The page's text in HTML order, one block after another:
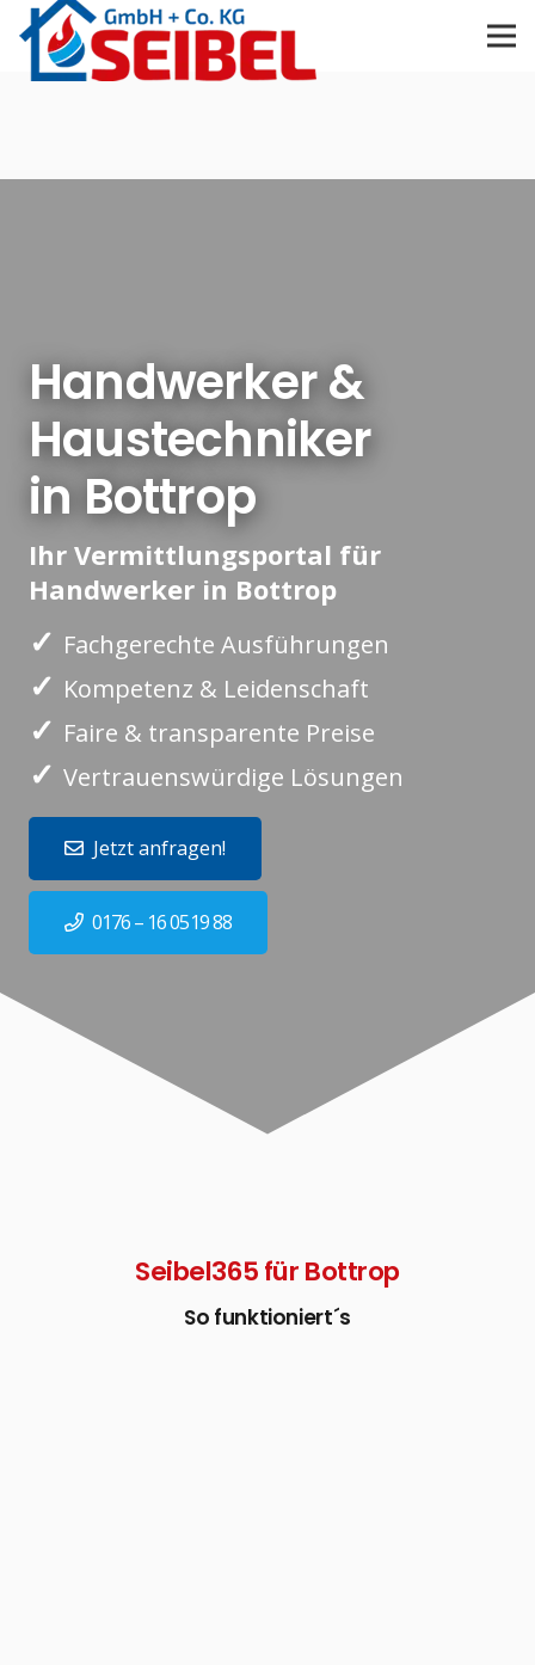
Handwerker &
Haustechniker
in Bottrop
Ihr Vermittlungsportal für
Handwerker in Bottrop
✓ Fachgerechte Ausführungen
✓ Kompetenz & Leidenschaft
✓ Faire & transparente Preise
✓ Vertrauenswürdige Lösungen
Jetzt anfragen!
0176 – 16 0519 88
Seibel365 für Bottrop
So funktioniert´s